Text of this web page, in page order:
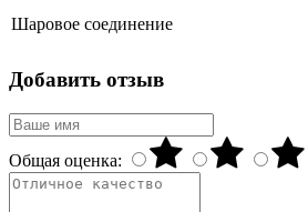
Шаровое соединение
Добавить отзыв
Общая оценка: